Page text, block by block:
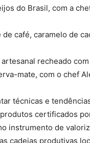
do Brasil, com a
de café, caramelo de
recheado
mate, com o chef
técnicas e
certificados
instrumento de
cadeias produtivas